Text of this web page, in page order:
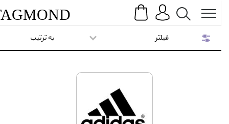
Search
TAGMOND
به ترتیب فیلتر